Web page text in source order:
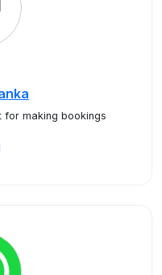
for making bookings